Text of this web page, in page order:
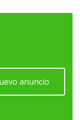
anuncio